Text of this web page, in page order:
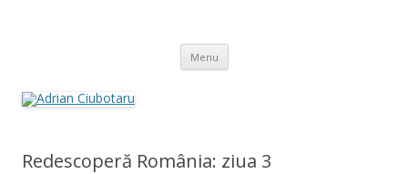
Menu Skip
content
Redescoperă România: ziua 3